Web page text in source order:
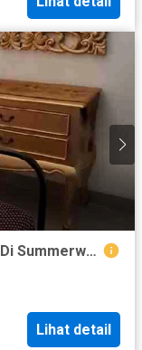
Di Sewakan Rumah Semi Furnished Di Summerwood Sedayu City
Lihat detail